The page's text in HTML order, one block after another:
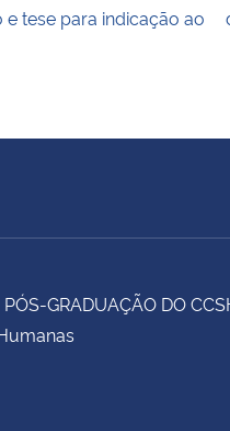
tese para indicação ao
GRADUAÇÃO DO